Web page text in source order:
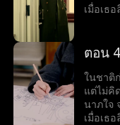
เมื่อเธ
แต่งงา
มหาวิท
ตอน
ในชาติ
แต่ไม่คิ
นาภใจ
เมื่อเธ